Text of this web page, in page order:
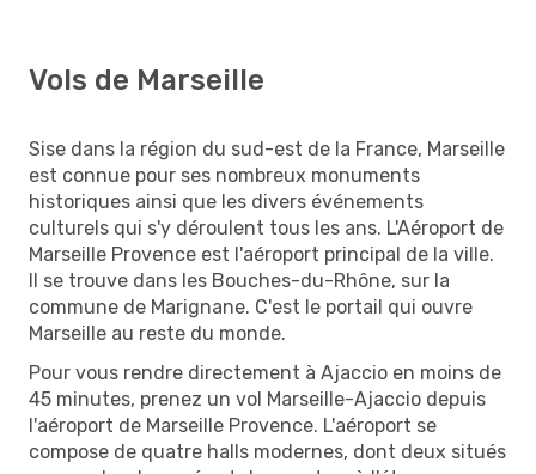
Vols de Marseille
Sise dans la région du sud-est de la France, Marseille
est connue pour ses nombreux monuments
historiques ainsi que les divers événements
culturels qui s'y déroulent tous les ans. L'Aéroport de
Marseille Provence est l'aéroport principal de la ville.
Il se trouve dans les Bouches-du-Rhône, sur la
commune de Marignane. C'est le portail qui ouvre
Marseille au reste du monde.
Pour vous rendre directement à Ajaccio en moins de
45 minutes, prenez un vol Marseille-Ajaccio depuis
l'aéroport de Marseille Provence. L'aéroport se
compose de quatre halls modernes, dont deux situés